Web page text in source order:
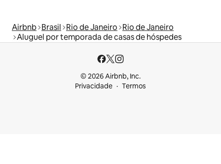
Airbnb Brasil Rio de Janeiro Rio de Janeiro
Aluguel por temporada de casas de hóspedes
© 2026 Airbnb, Inc.
Privacidade
Termos